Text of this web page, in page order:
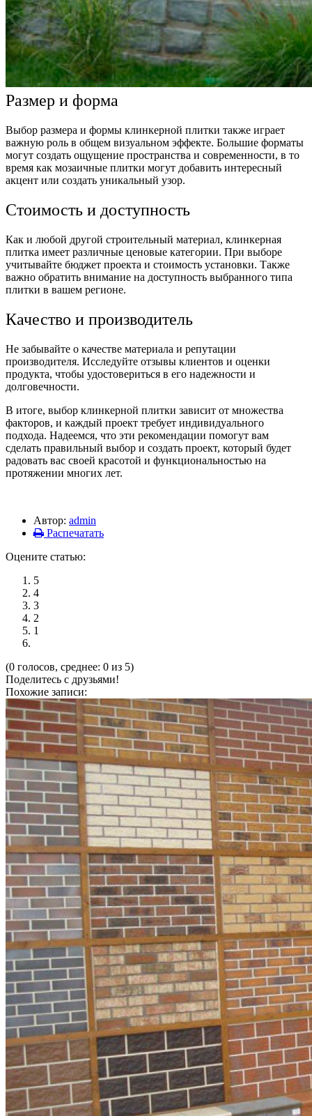
Размер и форма
Выбор размера и формы клинкерной плитки также играет
важную роль в общем визуальном эффекте. Большие форматы
могут создать ощущение пространства и современности, в то
время как мозаичные плитки могут добавить интересный
акцент или создать уникальный узор.
Стоимость и доступность
Как и любой другой строительный материал, клинкерная
плитка имеет различные ценовые категории. При выборе
учитывайте бюджет проекта и стоимость установки. Также
важно обратить внимание на доступность выбранного типа
плитки в вашем регионе.
Качество и производитель
Не забывайте о качестве материала и репутации
производителя. Исследуйте отзывы клиентов и оценки
продукта, чтобы удостовериться в его надежности и
долговечности.
В итоге, выбор клинкерной плитки зависит от множества
факторов, и каждый проект требует индивидуального
подхода. Надеемся, что эти рекомендации помогут вам
сделать правильный выбор и создать проект, который будет
радовать вас своей красотой и функциональностью на
протяжении многих лет.
Автор: admin
Распечатать
Оцените статью:
5
4
3
2
1
(0 голосов, среднее: 0 из 5)
Поделитесь с друзьями!
Похожие записи: